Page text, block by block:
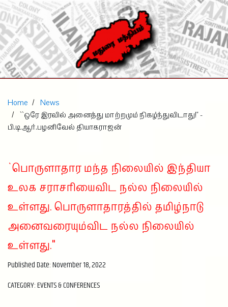
Home
News
``ஒரே இரவில் அனைத்து மாற்றமும் நிகழ்ந்துவிடாது!" -
பி.டி.ஆர்.பழனிவேல் தியாகராஜன்
`பொருளாதார மந்த நிலையில் இந்தியா
உலக சராசரியைவிட நல்ல நிலையில்
உள்ளது. பொருளாதாரத்தில் தமிழ்நாடு
அனைவரையும்விட நல்ல நிலையில்
உள்ளது."
Published Date: November 18, 2022
CATEGORY: EVENTS & CONFERENCES